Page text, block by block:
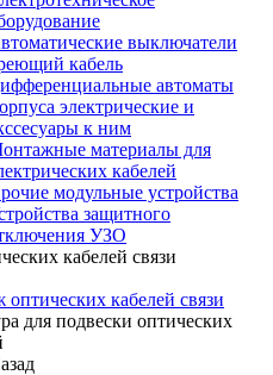
выключатели
кабель
автоматы
электрические и
к ним
материалы для
кабелей
модульные устройства
защитного
УЗО
кабелей связи
кабелей связи
для подвески оптических